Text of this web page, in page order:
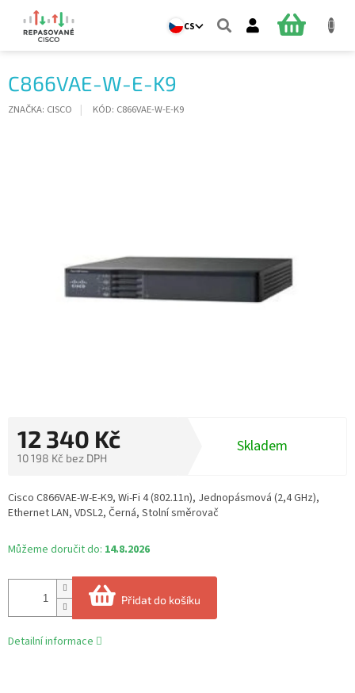
obsah
CS
NÁKUPNÍ
C866VAE-W-E-K9
ZNAČKA: CISCO KÓD: C866VAE-W-E-K9
12 340 Kč
10 198 Kč bez DPH
cena:
Skladem
Můžeme doručit do: 14.8.2026
Přidat do košíku
Cisco C866VAE-W-E-K9, Wi-Fi 4 (802.11n), Jednopásmová (2,4 GHz),
Ethernet LAN, VDSL2, Černá, Stolní směrovač
Detailní informace